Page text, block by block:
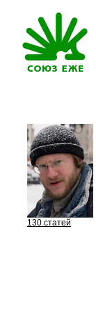
130 статей